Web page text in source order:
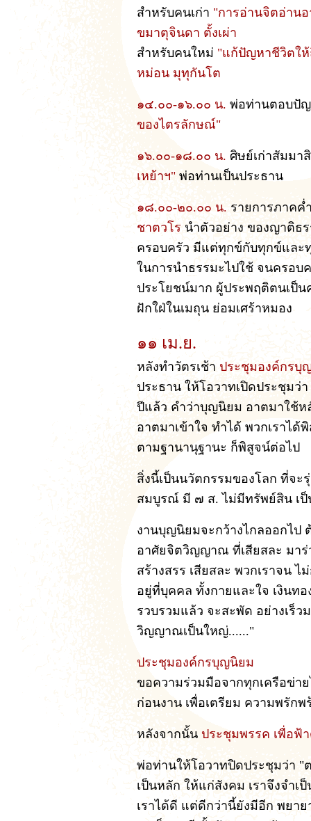
สำหรับคนเก่า "การอ่านจิตอ่าน
ขมาตุจินดา ตั้งเผ่า
สำหรับคนใหม่ "แก้ปัญหาชีวิตใ
หม่อน มุทุกันโต
๑๔.๐๐-๑๖.๐๐ น. พ่อท่านตอบปั
ของไตรลักษณ์"
๑๖.๐๐-๑๘.๐๐ น. ศิษย์เก่าสัมมา
เหย้าฯ" พ่อท่านเป็นประธาน
๑๘.๐๐-๒๐.๐๐ น. รายการภาคค่
ชาตวโร นำตัวอย่าง ของญาติธ
ครอบครัว มีแต่ทุกข์กับทุกข์และ
ในการนำธรรมะไปใช้ จนครอบ
ประโยชน์มาก ผู้ประพฤติตนเป็
ฝักใฝ่ในเมถุน ย่อมเศร้าหมอง
๑๑ เม.ย.
หลังทำวัตรเช้า ประชุมองค์กรบุ
ประธาน ให้โอวาทเปิดประชุมว่
ปีแล้ว คำว่าบุญนิยม อาตมาใช้ห
อาตมาเข้าใจ ทำได้ พวกเราไ
ตามฐานานุฐานะ ก็พิสูจน์ต่อไป
สิ่งนี้เป็นนวัตกรรมของโลก ที่จะ
สมบูรณ์ มี ๗ ส. ไม่มีทรัพย์สิน เ
งานบุญนิยมจะกว้างไกลออกไป
อาศัยจิตวิญญาณ ที่เสียสละ มา
สร้างสรร เสียสละ พวกเราจน
อยู่ที่บุคคล ทั้งกายและใจ เงินท
รวบรวมแล้ว จะสะพัด อย่างเร็
วิญญาณเป็นใหญ่......"
ประชุมองค์กรบุญนิยม
ขอความร่วมมือจากทุกเครือข่า
ก่อนงาน เพื่อเตรียม ความพรัก
หลังจากนั้น ประชุมพรรค เพื่อฟ้
พ่อท่านให้โอวาทปิดประชุมว่า "
เป็นหลัก ให้แก่สังคม เราจึงจำเ
เราได้ดี แต่ดีกว่านี้ยังมีอีก พยา